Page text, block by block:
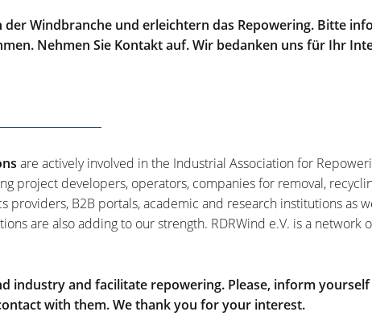
Windbranche und erleichtern das Repowering. Bitte
Nehmen Sie Kontakt auf. Wir bedanken uns für Ihr
are actively involved in the Industrial Association for
project developers, operators, companies for removal,
providers, B2B portals, academic and research institutions as
are also adding to our strength. RDRWind e.V. is a network
industry and facilitate repowering. Please, inform
with them. We thank you for your interest.